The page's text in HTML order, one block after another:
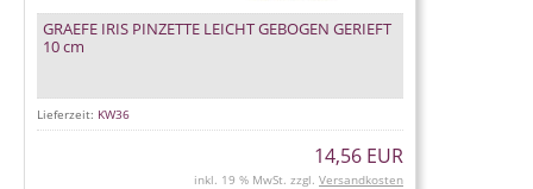
GRAEFE IRIS PINZETTE LEICHT GEBOGEN GERIEFT
10 cm
Lieferzeit: KW36
14,56 EUR
inkl. 19 % MwSt. zzgl. Versandkosten